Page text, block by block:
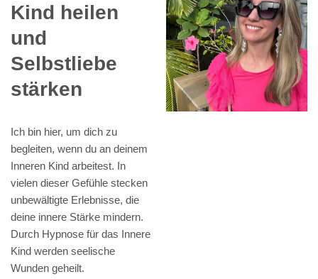
Kind heilen
und
Selbstliebe
stärken
Ich bin hier, um dich zu
begleiten, wenn du an deinem
Inneren Kind arbeitest. In
vielen dieser Gefühle stecken
unbewältigte Erlebnisse, die
deine innere Stärke mindern.
Durch Hypnose für das Innere
Kind werden seelische
Wunden geheilt.